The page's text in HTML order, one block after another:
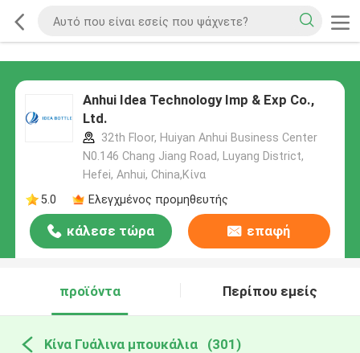
Anhui Idea Technology Imp & Exp Co.,
Ltd.
32th Floor, Huiyan Anhui Business Center
N0.146 Chang Jiang Road, Luyang District,
Hefei, Anhui, China,Κίνα
5.0
Ελεγχμένος προμηθευτής
κάλεσε τώρα επαφή
προϊόντα Περίπου εμείς
Κίνα Γυάλινα μπουκάλια (301)